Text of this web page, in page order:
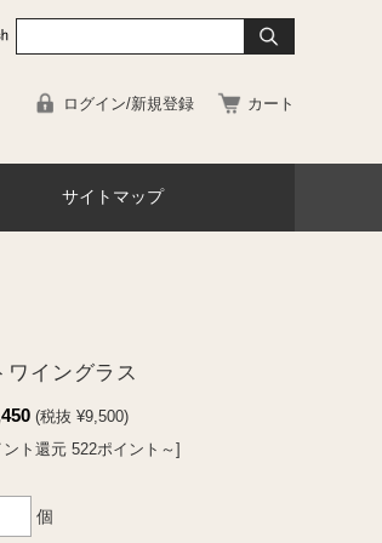
ログイン/新規登録 カート
サイトマップ
イングラス
(税抜 ¥9,500)
ント還元 522ポイント～]
個